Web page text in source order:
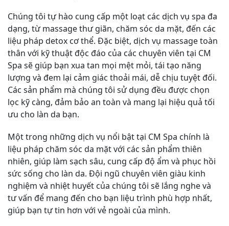
Chúng tôi tự hào cung cấp một loạt các dịch vụ spa đa
dạng, từ massage thư giãn, chăm sóc da mặt, đến các
liệu pháp detox cơ thể. Đặc biệt, dịch vụ massage toàn
thân với kỹ thuật độc đáo của các chuyên viên tại CM
Spa sẽ giúp bạn xua tan mọi mệt mỏi, tái tạo năng
lượng và đem lại cảm giác thoải mái, dễ chịu tuyệt đối.
Các sản phẩm mà chúng tôi sử dụng đều được chọn
lọc kỹ càng, đảm bảo an toàn và mang lại hiệu quả tối
ưu cho làn da bạn.
Một trong những dịch vụ nổi bật tại CM Spa chính là
liệu pháp chăm sóc da mặt với các sản phẩm thiên
nhiên, giúp làm sạch sâu, cung cấp độ ẩm và phục hồi
sức sống cho làn da. Đội ngũ chuyên viên giàu kinh
nghiệm và nhiệt huyết của chúng tôi sẽ lắng nghe và
tư vấn để mang đến cho bạn liệu trình phù hợp nhất,
giúp bạn tự tin hơn với vẻ ngoài của mình.